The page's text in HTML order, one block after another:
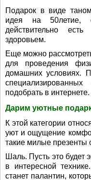
Подарок в виде
идея на 50летие,
действительно
здоровьем.
Еще можно
для проведения
домашних условиях.
подобрать в интернете.
Дарим уютные
К этой категории
уют и ощущение
такие милые презенты
Шаль. Пусть это будет
в интересной
станет палантин,